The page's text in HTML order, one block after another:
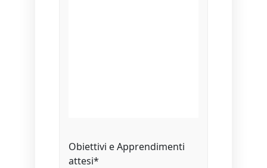
Obiettivi e Apprendimenti
attesi*